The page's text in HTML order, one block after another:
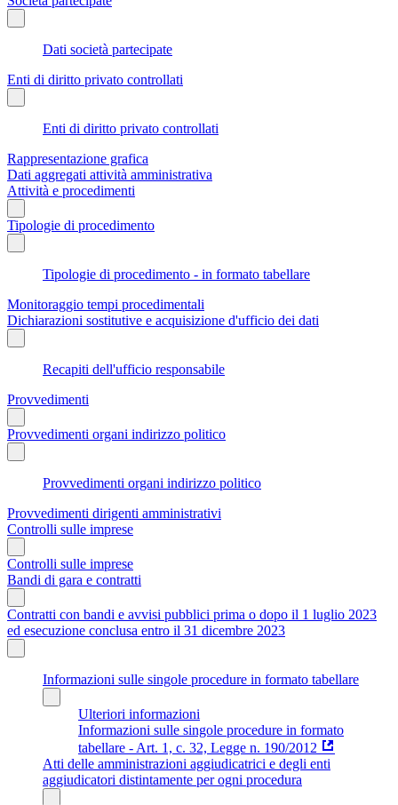
Dati società partecipate
Enti di diritto privato controllati
Enti di diritto privato controllati
Rappresentazione grafica
Dati aggregati attività amministrativa
Attività e procedimenti
Tipologie di procedimento
Tipologie di procedimento - in formato tabellare
Monitoraggio tempi procedimentali
Dichiarazioni sostitutive e acquisizione d'ufficio dei dati
Recapiti dell'ufficio responsabile
Provvedimenti
Provvedimenti organi indirizzo politico
Provvedimenti organi indirizzo politico
Provvedimenti dirigenti amministrativi
Controlli sulle imprese
Controlli sulle imprese
Bandi di gara e contratti
Contratti con bandi e avvisi pubblici prima o dopo il 1 luglio 2023
ed esecuzione conclusa entro il 31 dicembre 2023
Informazioni sulle singole procedure in formato tabellare
Ulteriori informazioni
Informazioni sulle singole procedure in formato
tabellare - Art. 1, c. 32, Legge n. 190/2012
Atti delle amministrazioni aggiudicatrici e degli enti
aggiudicatori distintamente per ogni procedura